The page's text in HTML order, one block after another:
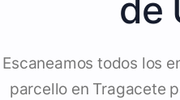
de
Escaneamos todos los
parcello en Tragacete